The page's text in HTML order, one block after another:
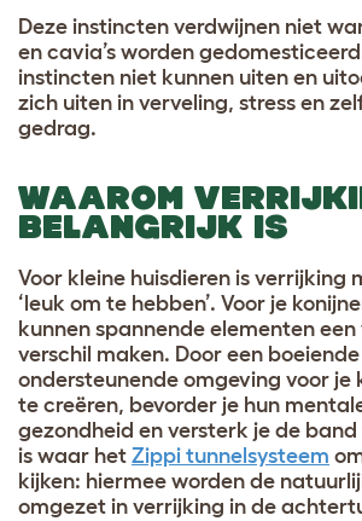
Deze instincten verdwijnen niet
en cavia’s worden
instincten niet kunnen uiten en
zich uiten in verveling, stress en
gedrag.
WAAROM
BELANGRIJK IS
Voor kleine huisdieren is verrijking
‘leuk om te hebben’. Voor je
kunnen spannende elementen
verschil maken. Door een
ondersteunende omgeving voor je
te creëren, bevorder je hun
gezondheid en versterk je de band
is waar het Zippi tunnelsysteem
kijken: hiermee worden de
omgezet in verrijking in de